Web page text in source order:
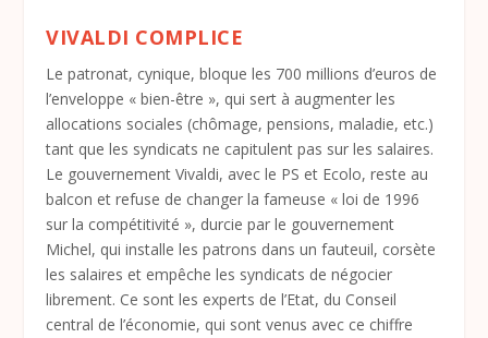
VIVALDI COMPLICE
Le patronat, cynique, bloque les 700 millions d’euros de
l’enveloppe « bien-être », qui sert à augmenter les
allocations sociales (chômage, pensions, maladie, etc.)
tant que les syndicats ne capitulent pas sur les salaires.
Le gouvernement Vivaldi, avec le PS et Ecolo, reste au
balcon et refuse de changer la fameuse « loi de 1996
sur la compétitivité », durcie par le gouvernement
Michel, qui installe les patrons dans un fauteuil, corsète
les salaires et empêche les syndicats de négocier
librement. Ce sont les experts de l’Etat, du Conseil
central de l’économie, qui sont venus avec ce chiffre